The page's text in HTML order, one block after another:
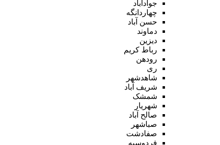
جوادآباد
چهاردانگه
حسن آباد
دماوند
دیزین
رباط کریم
رودهن
ری
شاهدشهر
شریف آباد
شمشک
شهریار
صالح آباد
صباشهر
صفادشت
فردوسیه